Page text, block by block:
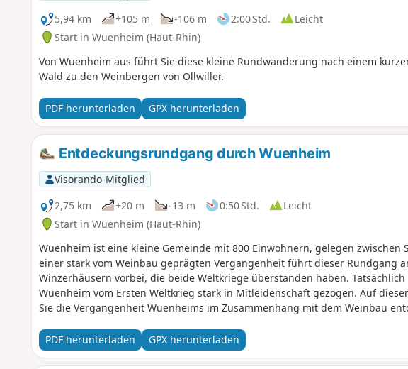
5,94 km
+105 m -106 m 2:00 Std.
Leicht
Start in Wuenheim (Haut-Rhin)
Von Wuenheim aus führt Sie diese kleine Rundwanderung nach einem
Wald zu den Weinbergen von Ollwiller.
PDF herunterladen GPX herunterladen
Entdeckungsrundgang durch Wuenheim
Visorando-Mitglied
2,75 km
+20 m -13 m 0:50 Std.
Leicht
Start in Wuenheim (Haut-Rhin)
Wuenheim ist eine kleine Gemeinde mit 800 Einwohnern, gelegen zwischen
einer stark vom Weinbau geprägten Vergangenheit führt dieser Rundgang
Winzerhäusern vorbei, die beide Weltkriege überstanden haben.
Wuenheim vom Ersten Weltkrieg stark in Mitleidenschaft gezogen. Auf
Sie die Vergangenheit Wuenheims im Zusammenhang mit dem Weinbau
Auswirkungen dieses Krieges auf das Dorf kennenlernen.
PDF herunterladen GPX herunterladen